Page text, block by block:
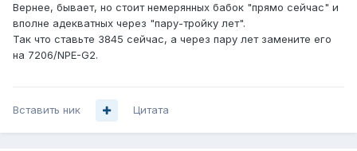
Вернее, бывает, но стоит немерянных бабок "прямо сейчас" и
вполне адекватных через "пару-тройку лет".
Так что ставьте 3845 сейчас, а через пару лет замените его
на 7206/NPE-G2.
Вставить ник Цитата